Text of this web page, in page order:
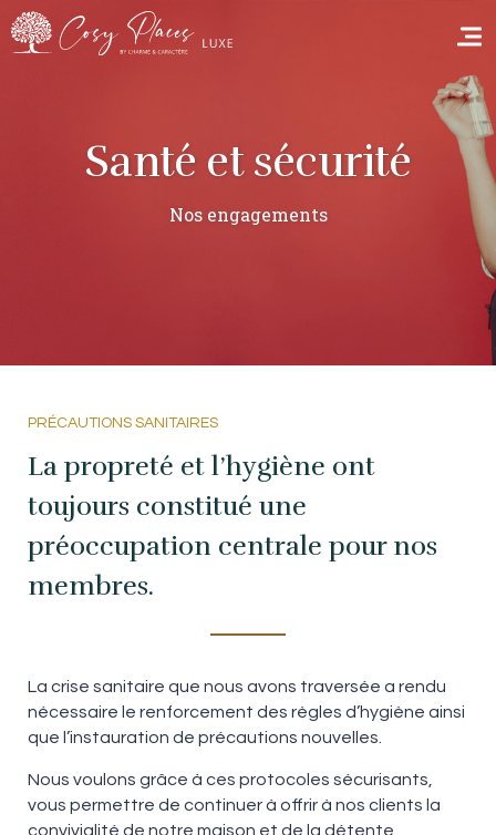
Accueil
Réserver un séjour
Les séjours à thème
Santé et sécurité
Ecrivez-nous
EN FR ES
Santé et sécurité
Nos engagements
PRÉCAUTIONS SANITAIRES
La propreté et l’hygiène ont
toujours constitué une
préoccupation centrale pour nos
membres.
La crise sanitaire que nous avons traversée a rendu
nécessaire le renforcement des règles d’hygiène ainsi
que l’instauration de précautions nouvelles.
Nous voulons grâce à ces protocoles sécurisants,
vous permettre de continuer à offrir à nos clients la
convivialité de notre maison et de la détente